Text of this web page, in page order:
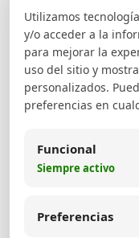
información
datos: (i) con
necesarios para
hosting/analítica)
o (ii) por
autoridad
8. Seguridad de
acceso no
Utilizamos
y/o acceder a la
para mejorar la
uso del sitio y
personalizados.
preferencias en
Funcional
Siempre activo
Preferencias